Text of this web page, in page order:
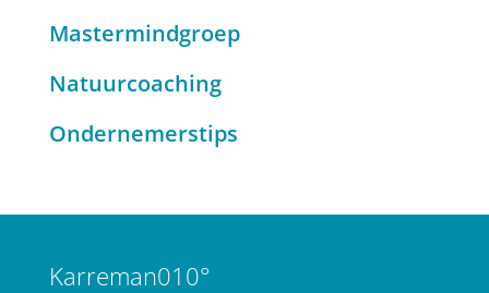
Mastermindgroep
Natuurcoaching
Ondernemerstips
Karreman010°